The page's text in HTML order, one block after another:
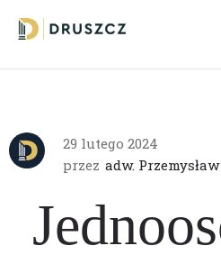
29 lutego 2024
przez adw.